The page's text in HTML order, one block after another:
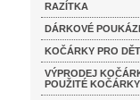
RAZÍTKA
DÁRKOVÉ
KOČÁRKY PRO
VÝPRODEJ
POUŽITÉ KOČÁRKY